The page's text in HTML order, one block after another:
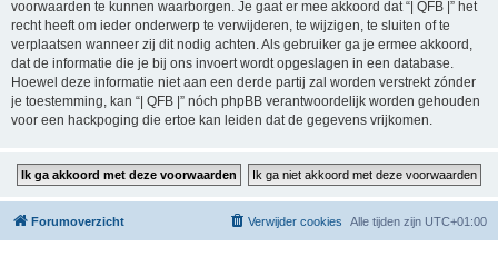
voorwaarden te kunnen waarborgen. Je gaat er mee akkoord dat “| QFB |” het
recht heeft om ieder onderwerp te verwijderen, te wijzigen, te sluiten of te
verplaatsen wanneer zij dit nodig achten. Als gebruiker ga je ermee akkoord,
dat de informatie die je bij ons invoert wordt opgeslagen in een database.
Hoewel deze informatie niet aan een derde partij zal worden verstrekt zónder
je toestemming, kan “| QFB |” nóch phpBB verantwoordelijk worden gehouden
voor een hackpoging die ertoe kan leiden dat de gegevens vrijkomen.
Forumoverzicht Alle tijden zijn UTC+01:00
Verwijder cookies